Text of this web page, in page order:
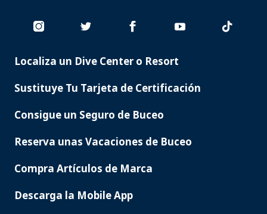
PADI
Localiza un Dive Center o Resort
Sustituye Tu Tarjeta de Certificación
Consigue un Seguro de Buceo
Reserva unas Vacaciones de Buceo
Compra Artículos de Marca
Descarga la Mobile App